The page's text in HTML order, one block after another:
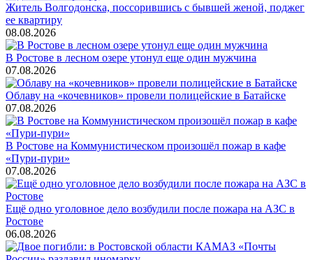
Житель Волгодонска, поссорившись с бывшей женой, поджег
ее квартиру
08.08.2026
В Ростове в лесном озере утонул еще один мужчина
07.08.2026
Облаву на «кочевников» провели полицейские в Батайске
07.08.2026
В Ростове на Коммунистическом произошёл пожар в кафе
«Пури-пури»
07.08.2026
Ещё одно уголовное дело возбудили после пожара на АЗС в
Ростове
06.08.2026